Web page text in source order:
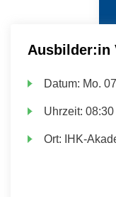
Ausbilder:in
Datum: Mo.
Uhrzeit:
Ort: IHK-